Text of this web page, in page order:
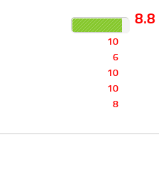
8.8
10
6
10
10
8